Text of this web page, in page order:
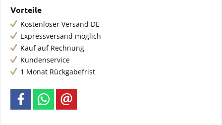
Vorteile
Kostenloser Versand DE
Expressversand möglich
Kauf auf Rechnung
Kundenservice
1 Monat Rückgabefrist